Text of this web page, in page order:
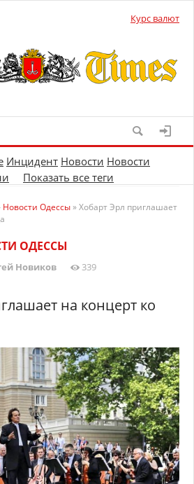
Курс валют
Инцидент Новости Новости
Показать все теги
Новости Одессы» Хобарт Эрл приглашает
ОДЕССЫ
Новиков
339
на концерт ко